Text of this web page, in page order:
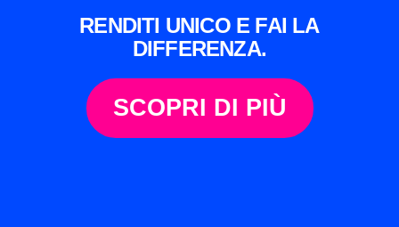
RENDITI UNICO E FAI LA
DIFFERENZA.​
SCOPRI DI PIÙ